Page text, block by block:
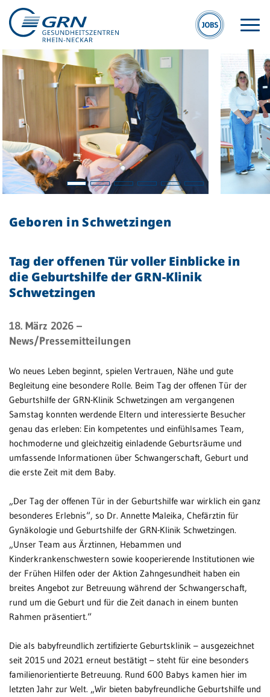
GRN
Der Verbund
Medizinische
Veranstaltungen
Patientenportal
Barrierefreiheit
STANDORTE
Eberbach
Schwetzingen
Sinsheim
Geboren in Schwetzingen
Tag der offenen Tür voller Einblicke in
die Geburtshilfe der GRN-Klinik
Schwetzingen
18. März 2026 –
News/Pressemitteilungen
Wo neues Leben beginnt, spielen Vertrauen, Nähe und gute
Begleitung eine besondere Rolle. Beim Tag der offenen Tür der
Geburtshilfe der GRN-Klinik Schwetzingen am vergangenen
Samstag konnten werdende Eltern und interessierte Besucher
genau das erleben: Ein kompetentes und einfühlsames Team,
hochmoderne und gleichzeitig einladende Geburtsräume und
umfassende Informationen über Schwangerschaft, Geburt und
die erste Zeit mit dem Baby.
„Der Tag der offenen Tür in der Geburtshilfe war wirklich ein ganz
besonderes Erlebnis“, so Dr. Annette Maleika, Chefärztin für
Gynäkologie und Geburtshilfe der GRN-Klinik Schwetzingen.
„Unser Team aus Ärztinnen, Hebammen und
Kinderkrankenschwestern sowie kooperierende Institutionen wie
der Frühen Hilfen oder der Aktion Zahngesundheit haben ein
breites Angebot zur Betreuung während der Schwangerschaft,
rund um die Geburt und für die Zeit danach in einem bunten
Rahmen präsentiert.“
Die als babyfreundlich zertifizierte Geburtsklinik – ausgezeichnet
seit 2015 und 2021 erneut bestätigt – steht für eine besonders
familienorientierte Betreuung. Rund 600 Babys kamen hier im
letzten Jahr zur Welt. „Wir bieten babyfreundliche Geburtshilfe und